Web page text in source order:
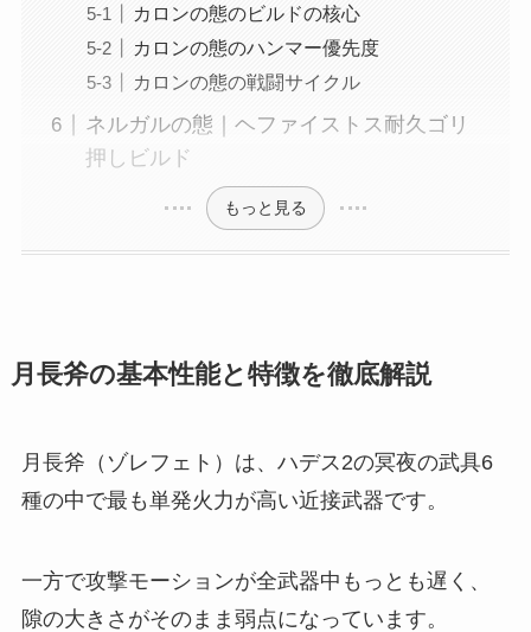
カロンの態のビルドの核心
カロンの態のハンマー優先度
カロンの態の戦闘サイクル
ネルガルの態｜ヘファイストス耐久ゴリ
押しビルド
もっと見る
月長斧の基本性能と特徴を徹底解説
月長斧（ゾレフェト）は、ハデス2の冥夜の武具6
種の中で最も単発火力が高い近接武器です。
一方で攻撃モーションが全武器中もっとも遅く、
隙の大きさがそのまま弱点になっています。